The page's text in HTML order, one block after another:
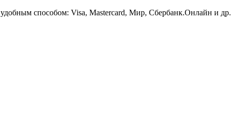
удобным способом: Visa, Mastercard, Мир, Сбербанк.Онлайн и др.